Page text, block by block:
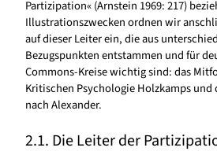
Partizipation« (Arnstein 1969: 217)
Illustrationszwecken ordnen wir
auf dieser Leiter ein, die aus
Bezugspunkten entstammen und für
Commons-Kreise wichtig sind: das
Kritischen Psychologie Holzkamps und
nach Alexander.
2.1. Die Leiter der